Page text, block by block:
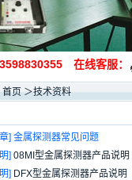
在线客服：
首页＞技术资料
] 金属探测器常见问题
] 08MI型金属探测器产品说明
] DFX型金属探测器产品说明